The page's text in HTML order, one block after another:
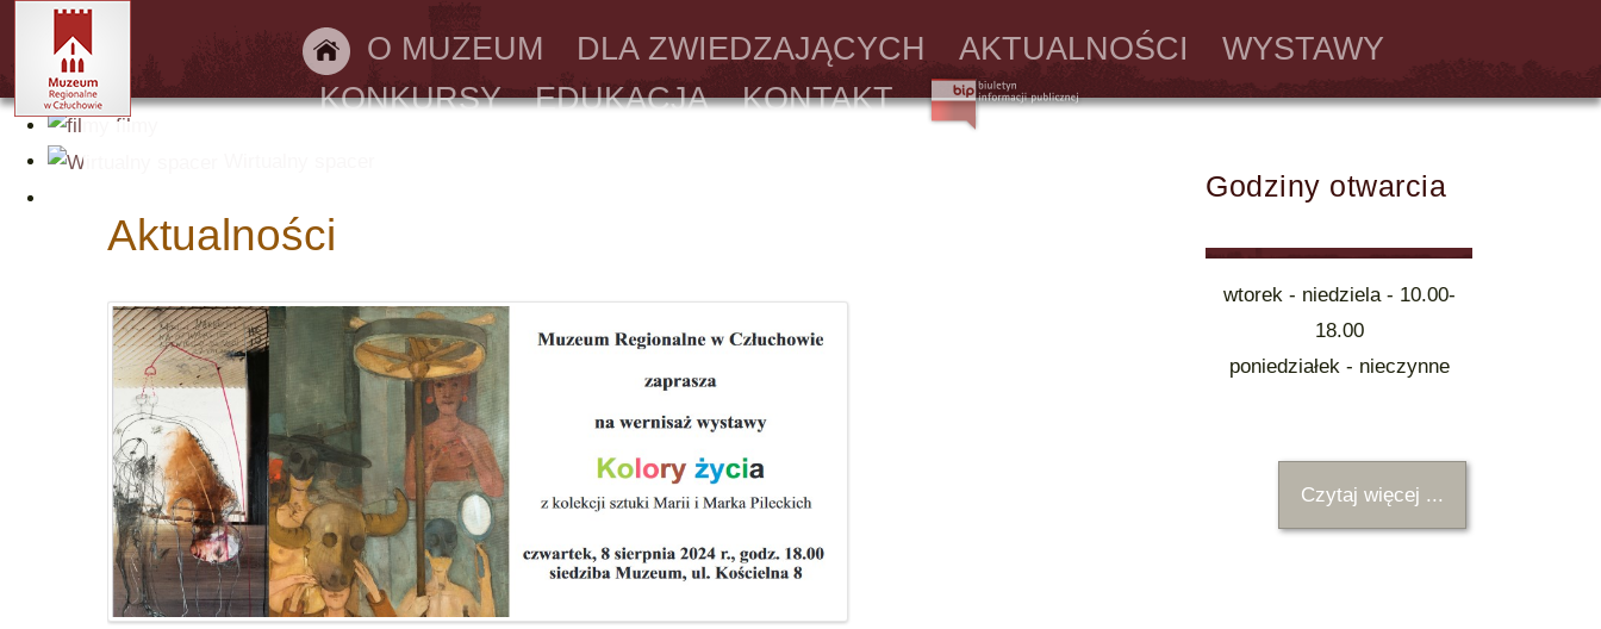
O MUZEUM DLA ZWIEDZAJĄCYCH AKTUALNOŚCI
WYSTAWY
KONKURSY
EDUKACJA KONTAKT
Godziny otwarcia
wtorek - niedziela - 10.00-
18.00
poniedziałek - nieczynne
Czytaj więcej ...
Aktualności
filmy